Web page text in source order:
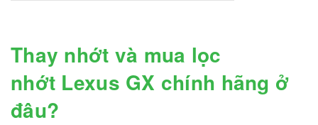
Thay nhớt và mua lọc
nhớt Lexus GX chính hãng ở
đâu?